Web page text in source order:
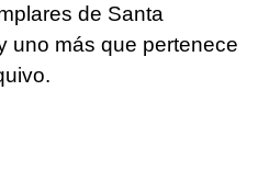
de Santa
uno más que pertenece